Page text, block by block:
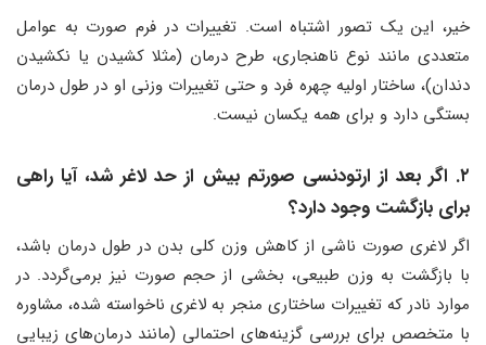
خیر، این یک تصور اشتباه است. تغییرات در فرم صورت به عوامل
متعددی مانند نوع ناهنجاری، طرح درمان (مثلا کشیدن یا نکشیدن
دندان)، ساختار اولیه چهره فرد و حتی تغییرات وزنی او در طول درمان
بستگی دارد و برای همه یکسان نیست.
۲. اگر بعد از ارتودنسی صورتم بیش از حد لاغر شد، آیا راهی
برای بازگشت وجود دارد؟
اگر لاغری صورت ناشی از کاهش وزن کلی بدن در طول درمان باشد،
با بازگشت به وزن طبیعی، بخشی از حجم صورت نیز برمی‌گردد. در
موارد نادر که تغییرات ساختاری منجر به لاغری ناخواسته شده، مشاوره
با متخصص برای بررسی گزینه‌های احتمالی (مانند درمان‌های زیبایی